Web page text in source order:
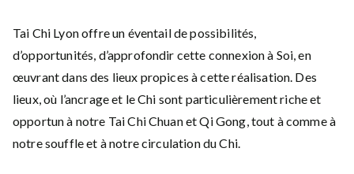
Tai Chi Lyon offre un éventail de possibilités,
d’opportunités, d’approfondir cette connexion à Soi, en
œuvrant dans des lieux propices à cette réalisation. Des
lieux, où l’ancrage et le Chi sont particulièrement riche et
opportun à notre Tai Chi Chuan et Qi Gong, tout à comme à
notre souffle et à notre circulation du Chi.